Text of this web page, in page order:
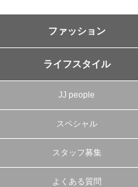
ファッション
ライフスタイル
JJ people
スペシャル
スタッフ募集
よくある質問